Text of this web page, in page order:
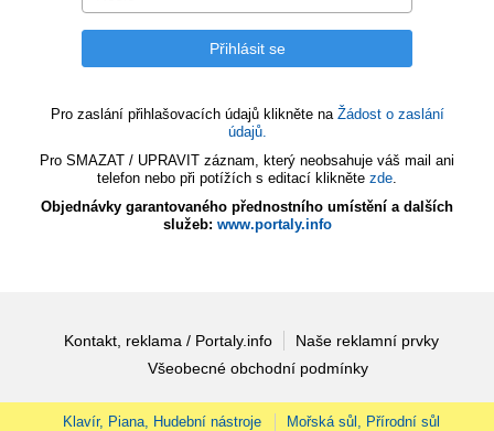
Pro zaslání přihlašovacích údajů klikněte na Žádost o zaslání
údajů.
Pro SMAZAT / UPRAVIT záznam, který neobsahuje váš mail ani
telefon nebo při potížích s editací klikněte zde.
Objednávky garantovaného přednostního umístění a dalších
služeb: www.portaly.info
Kontakt, reklama / Portaly.info
Naše reklamní prvky
Všeobecné obchodní podmínky
Klavír, Piana, Hudební nástroje
Mořská sůl, Přírodní sůl